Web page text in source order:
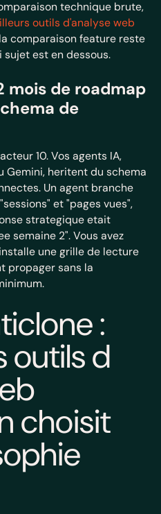
technique brute,
outils d'analyse web
comparaison feature reste
sujet est en dessous.
mois de roadmap
de
10. Vos agents IA,
Gemini, heritent du schema
Un agent branche
et "pages vues",
strategique etait
semaine 2". Vous avez
une grille de lecture
propager sans la
:
outils d
choisit